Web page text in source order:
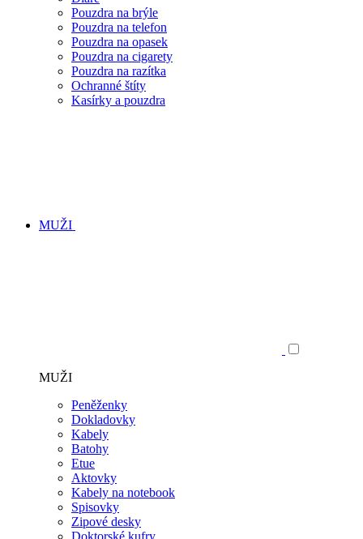
Pouzdra na brýle
Pouzdra na telefon
Pouzdra na opasek
Pouzdra na cigarety
Pouzdra na razítka
Ochranné štíty
Kasírky a pouzdra
MUŽI
MUŽI
Peněženky
Dokladovky
Kabely
Batohy
Etue
Aktovky
Kabely na notebook
Spisovky
Zipové desky
Doktorské kufry